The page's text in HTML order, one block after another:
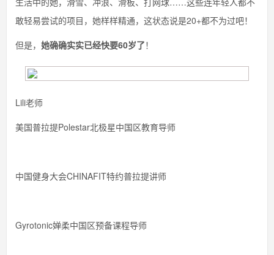
敢轻易尝试的项目，她样样精通，这状态说是20+都不为过吧！
但是， 她确确实实已经快要60岁了！
Lili老师
美国普拉提Polestar北极星中国区教育导师
中国健身大会CHINAFIT特约普拉提讲师
Gyrotonic婵柔中国区预备课程导师